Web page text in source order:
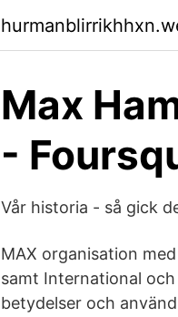
Max
-
Vår historia - så gick
MAX organisation
samt International
betydelser och